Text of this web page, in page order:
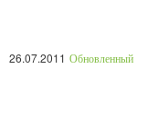
26.07.2011 Обновленный